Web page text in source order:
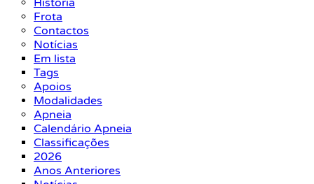
História
Frota
Contactos
Notícias
Em lista
Tags
Apoios
Modalidades
Apneia
Calendário Apneia
Classificações
2026
Anos Anteriores